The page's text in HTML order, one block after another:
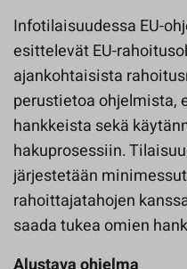
Infotilaisuudessa EU-
esittelevät EU-
ajankohtaisista
perustietoa ohjelmista,
hankkeista sekä
hakuprosessiin.
järjestetään
rahoittajatahojen
saada tukea omien